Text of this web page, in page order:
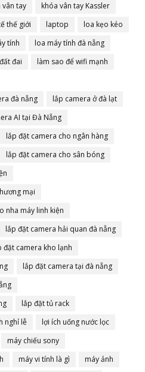
vân tay
khóa vân tay Kassler
thế giới laptop
loa kẹo kéo
tính
loa máy tính đà nẵng
đai
làm sao để wifi mạnh
đà nẵng
lắp camera ở đà lạt
AI tại Đà Nẵng
lắp đặt camera cho ngân hàng
lắp đặt camera cho sân bóng
mại
nha máy linh kiện
lắp đặt camera hải quan đà nẵng
đặt camera kho lạnh
lắp đặt camera tại đà nẵng
lắp đặt tủ rack
nghỉ lễ
lợi ích uống nước lọc
máy chiếu sony
máy vi tính là gì
máy ảnh